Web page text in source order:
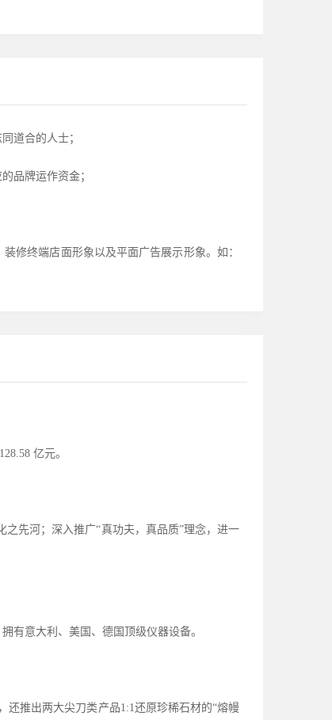
道合的人士；
品牌运作资金；
修终端店面形象以及平面广告展示形象。如：
亿元。
之先河；深入推广“真功夫，真品质”理念，进一
有意大利、美国、德国顶级仪器设备。
还推出两大尖刀类产品1:1还原珍稀石材的“熔幔